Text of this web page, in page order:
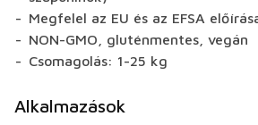
Megfelel az EU és az EFSA
NON-GMO, gluténmentes, vegán
Csomagolás: 1-25 kg
Alkalmazások